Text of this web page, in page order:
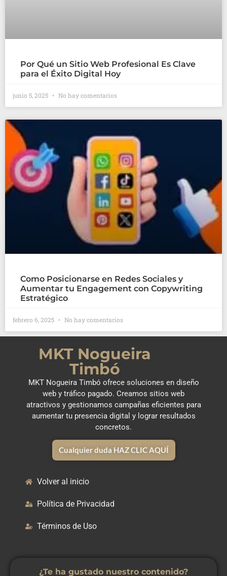
Por Qué un Sitio Web Profesional Es Clave
para el Éxito Digital Hoy
junio 5, 2025 No hay comentarios
Como Posicionarse en Redes Sociales y
Aumentar tu Engagement con Copywriting
Estratégico
febrero 6, 2025 No hay comentarios
MKT Nogueira
Timbó
MKT Nogueira Timbó ofrece soluciones en diseño
web y tráfico pagado. Creamos sitios web
atractivos y gestionamos campañas eficientes para
aumentar tu presencia digital y lograr resultados
concretos.
Cualquier duda HAZ CLIC AQUÍ
Volver al inicio
Política de Privacidad
Términos de Uso
¿Te ha gustado nuestro contenido?